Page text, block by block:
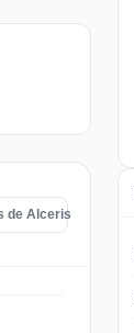
de Alceris